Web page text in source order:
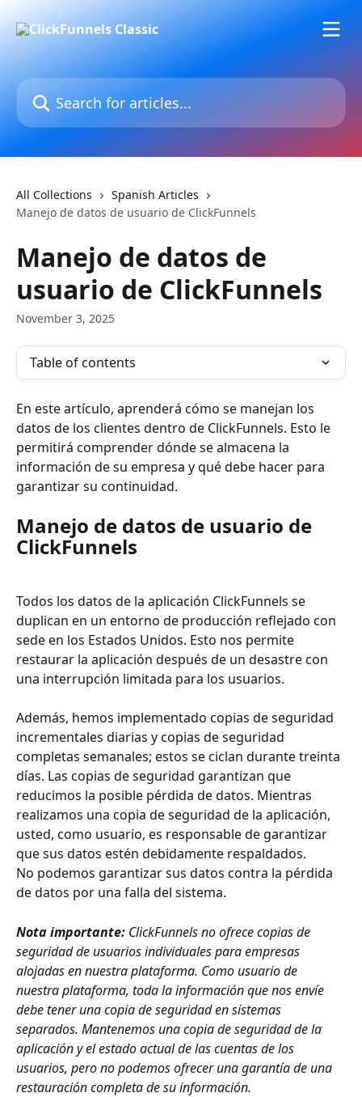
Search for articles...
All Collections
Spanish Articles
Manejo de datos de usuario de ClickFunnels
Manejo de datos de
usuario de ClickFunnels
November 3, 2025
Table of contents
En este artículo, aprenderá cómo se manejan los
datos de los clientes dentro de ClickFunnels. Esto le
permitirá comprender dónde se almacena la
información de su empresa y qué debe hacer para
garantizar su continuidad.
Manejo de datos de usuario de
ClickFunnels
Todos los datos de la aplicación ClickFunnels se
duplican en un entorno de producción reflejado con
sede en los Estados Unidos. Esto nos permite
restaurar la aplicación después de un desastre con
una interrupción limitada para los usuarios.
Además, hemos implementado copias de seguridad
incrementales diarias y copias de seguridad
completas semanales; estos se ciclan durante treinta
días. Las copias de seguridad garantizan que
reducimos la posible pérdida de datos. Mientras
realizamos una copia de seguridad de la aplicación,
usted, como usuario, es responsable de garantizar
que sus datos estén debidamente respaldados.
No podemos garantizar sus datos contra la pérdida
de datos por una falla del sistema.
Nota importante: ClickFunnels no ofrece copias de
seguridad de usuarios individuales para empresas
alojadas en nuestra plataforma. Como usuario de
nuestra plataforma, toda la información que nos envíe
debe tener una copia de seguridad en sistemas
separados. Mantenemos una copia de seguridad de la
aplicación y el estado actual de las cuentas de los
usuarios, pero no podemos ofrecer una garantía de una
restauración completa de su información.